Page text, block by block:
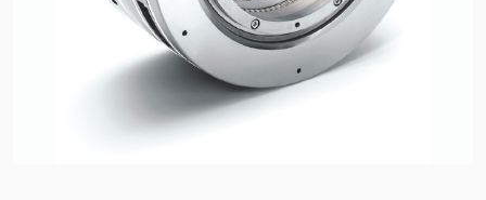
Certifications et normes
Contactez-nous